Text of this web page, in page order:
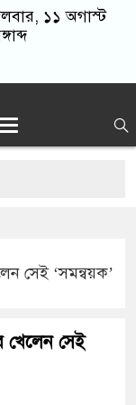
১১ অগাস্ট
সেই ‘সমন্বয়ক’
খেলেন সেই